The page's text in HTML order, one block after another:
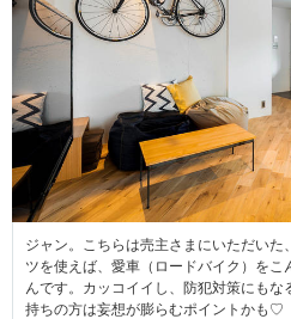
ジャン。こちらは売主さまにいただい
ツを使えば、愛車（ロードバイク）を
んです。カッコイイし、防犯対策にも
持ちの方は妄想が膨らむポイントかも♡